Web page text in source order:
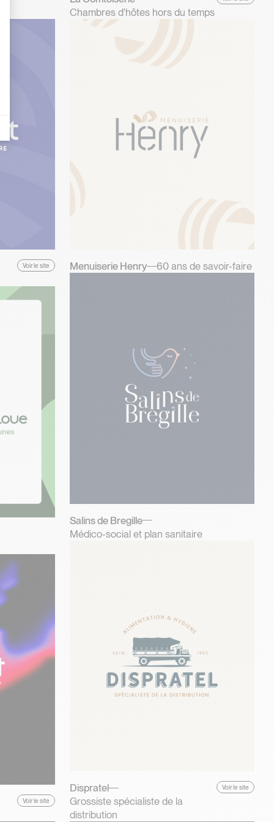
Voir le site
Voir le site
Chambres d'hôtes hors du temps
Menuiserie Henry 60 ans de savoir-faire
Salins de Bregille
Médico-social et plan sanitaire
Dispratel
Grossiste spécialiste de la
distribution
Voir le site